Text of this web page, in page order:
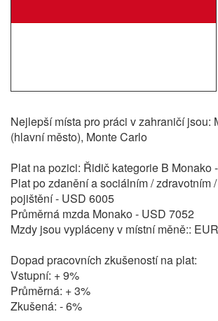
Nejlepší místa pro práci v zahraničí jsou:
(hlavní město), Monte Carlo
Plat na pozici: Řidič kategorie B Monako
Plat po zdanění a sociálním / zdravotním
pojištění - USD 6005
Průměrná mzda Monako - USD 7052
Mzdy jsou vypláceny v místní měně::
Dopad pracovních zkušeností na plat:
Vstupní: + 9%
Průměrná: + 3%
Zkušená: - 6%